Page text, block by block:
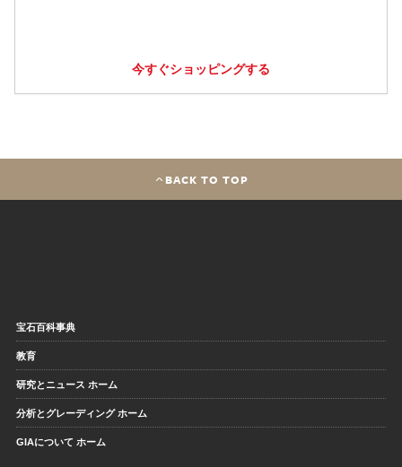
今すぐショッピングする
BACK TO TOP
宝石百科事典
教育
研究とニュース ホーム
分析とグレーディング ホーム
GIAについて ホーム